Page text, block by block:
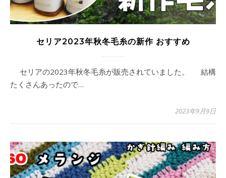
セリア2023年秋冬毛糸の新作 おすすめ
セリアの2023年秋冬毛糸が販売されていました。 結構
たくさんあったので…
2023年9月9日